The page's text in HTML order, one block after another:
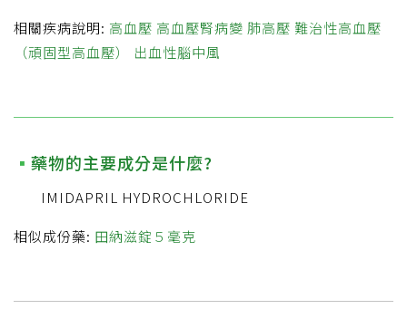
相關疾病說明: 高血壓 高血壓腎病變 肺高壓 難治性高血壓
（頑固型高血壓）
出血性腦中風
藥物的主要成分是什麼?
IMIDAPRIL HYDROCHLORIDE
相似成份藥: 田納滋錠５毫克